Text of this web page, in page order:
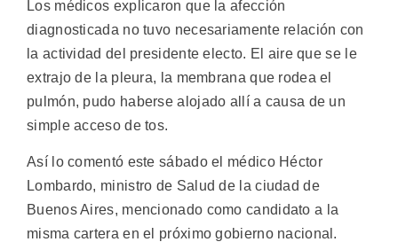
Los médicos explicaron que la afección
diagnosticada no tuvo necesariamente relación con
la actividad del presidente electo. El aire que se le
extrajo de la pleura, la membrana que rodea el
pulmón, pudo haberse alojado allí a causa de un
simple acceso de tos.
Así lo comentó este sábado el médico Héctor
Lombardo, ministro de Salud de la ciudad de
Buenos Aires, mencionado como candidato a la
misma cartera en el próximo gobierno nacional.